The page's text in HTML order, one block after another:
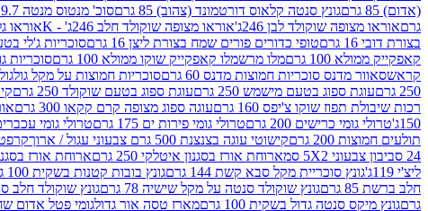
(אדום) 85 גרם
גונץ סנטה קלאוס דורטמונד (צהוב) 85 גרם סוכ' מנטוס מנטה 29.7 גרם
גרםאוראו מצופה שוקולד לבן 246ג' אוראו מצופה שוקולד חלב 246ג' - K אוראו
בצורת דובי 16 גרם
טופי כדורים פורים שמח בצורת ליצן 16 גרם סוכריות ג'לי בטעם
קאפקייק ממולא 100 גרם
מלו מרשמלו קאפקייק שוקו ממולא 100 גרם סוכריות גומי
קראשסאוור מדנס סוכריות חמוצות מדנס 60 גרם סוכריות חמוצות על מקל גולגולת 90
250 גרם
עוגת ספוג בטעם מישמש 250 גרם עוגת ספוג בטעם שוקולד 250 גרם
רכות שיבולת תפוז שוקו צ'יפס 160 גרם
עוגה ספוג מצופה קרם קקאו 300 גרם
150ג' טרולי גומי כרישים 200 גרם טרולי גומי פירות ים 175 גרם טרולי גומי עכברים 200
תולעים חמוצות 200 גרם
קישוטי עוגה בצנצנת 500 גרם צבעוני עגול / ארוך קרפט
24 סביבון צבעוני 5X2 סמ
ארוחת אורז בסגנון איטלקי 250 גרם ארוחת אורז בסגנון
ליצ'י 119ג'
גונץ סוכריית מקל סבא קשת 144 גרם גונץ בובות קטנות בשקית 100 גרם
חלב ברשת 85 גרם
גונץ שוקולד סנטה על מקל שישיה 78 גרם גונץ שוקולד חלב סנטה
גרםגונץ מיקס סנטה גדול בשקית 100 גרם מארז טסה אור גדולגומי פטל אדום שחור